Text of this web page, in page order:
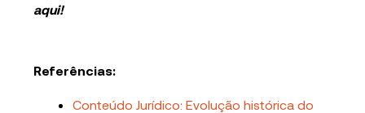
aqui!
Referências:
Conteúdo Jurídico: Evolução histórica do